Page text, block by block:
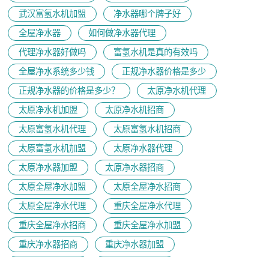
武汉富氢水机加盟
净水器哪个牌子好
全屋净水器
如何做净水器代理
代理净水器好做吗
富氢水机是真的有效吗
全屋净水系统多少钱
正规净水器价格是多少
正规净水器的价格是多少？
太原净水机代理
太原净水机加盟
太原净水机招商
太原富氢水机代理
太原富氢水机招商
太原富氢水机加盟
太原净水器代理
太原净水器加盟
太原净水器招商
太原全屋净水加盟
太原全屋净水招商
太原全屋净水代理
重庆全屋净水代理
重庆全屋净水招商
重庆全屋净水加盟
重庆净水器招商
重庆净水器加盟